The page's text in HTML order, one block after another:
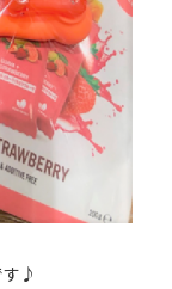
す♪